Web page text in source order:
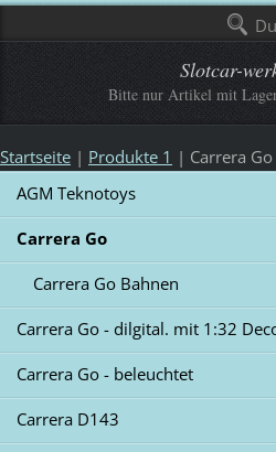
Slotcar-
Bitte nur Artikel mit
Startseite | Produkte 1 | Carrera Go
AGM Teknotoys
Carrera Go
Carrera Go Bahnen
Carrera Go - dilgital. mit 1:32
Carrera Go - beleuchtet
Carrera D143